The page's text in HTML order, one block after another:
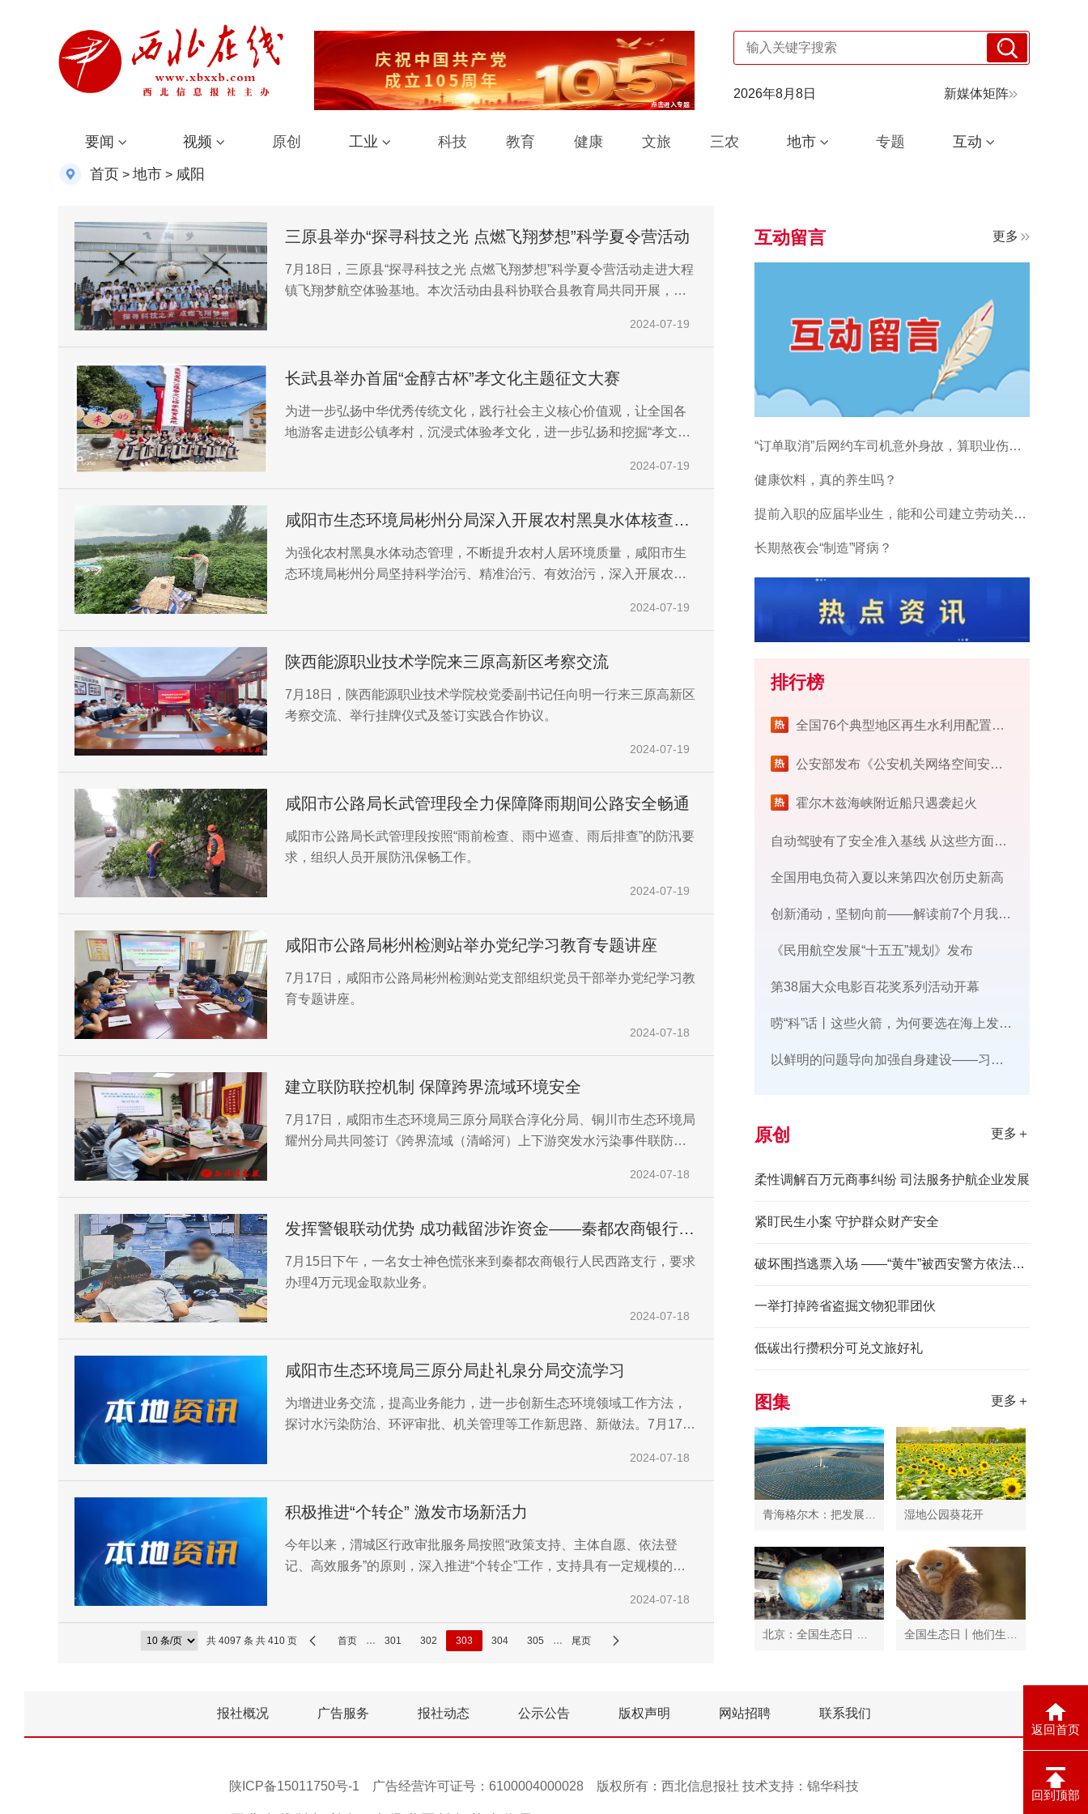
返回首页
回到顶部
2026年8月8日 新媒体矩阵
要闻 视频 原创 工业 科技 教育 健康 文旅 三农 地市 专题 互动
首页 > 地市 > 咸阳
三原县举办“探寻科技之光 点燃飞翔梦想”科学夏令营活动
7月18日，三原县“探寻科技之光 点燃飞翔梦想”科学夏令营活动走进大程
镇飞翔梦航空体验基地。本次活动由县科协联合县教育局共同开展，正
2024-07-19
长武县举办首届“金醇古杯”孝文化主题征文大赛
为进一步弘扬中华优秀传统文化，践行社会主义核心价值观，让全国各
地游客走进彭公镇孝村，沉浸式体验孝文化，进一步弘扬和挖掘“孝文
让“尚德启智、孝行天下”的孝文化品牌更响、质感更强，为建设现代
2024-07-19
咸阳市生态环境局彬州分局深入开展农村黑臭水体核查整
治工作
为强化农村黑臭水体动态管理，不断提升农村人居环境质量，咸阳市生
态环境局彬州分局坚持科学治污、精准治污、有效治污，深入开展农村
2024-07-19
陕西能源职业技术学院来三原高新区考察交流
7月18日，陕西能源职业技术学院校党委副书记任向明一行来三原高新区
考察交流、举行挂牌仪式及签订实践合作协议。
2024-07-19
咸阳市公路局长武管理段全力保障降雨期间公路安全畅通
咸阳市公路局长武管理段按照“雨前检查、雨中巡查、雨后排查”的防汛要
求，组织人员开展防汛保畅工作。
2024-07-19
咸阳市公路局彬州检测站举办党纪学习教育专题讲座
7月17日，咸阳市公路局彬州检测站党支部组织党员干部举办党纪学习教
育专题讲座。
2024-07-18
建立联防联控机制 保障跨界流域环境安全
7月17日，咸阳市生态环境局三原分局联合淳化分局、铜川市生态环境局
耀州分局共同签订《跨界流域（清峪河）上下游突发水污染事件联防联
2024-07-18
发挥警银联动优势 成功截留涉诈资金——秦都农商银行成
功截留柜面支取涉诈资金
7月15日下午，一名女士神色慌张来到秦都农商银行人民西路支行，要求
办理4万元现金取款业务。
2024-07-18
咸阳市生态环境局三原分局赴礼泉分局交流学习
为增进业务交流，提高业务能力，进一步创新生态环境领域工作方法，
探讨水污染防治、环评审批、机关管理等工作新思路、新做法。7月17
2024-07-18
积极推进“个转企” 激发市场新活力
今年以来，渭城区行政审批服务局按照“政策支持、主体自愿、依法登
记、高效服务”的原则，深入推进“个转企”工作，支持具有一定规模的个
2024-07-18
共 4097 条 共 410 页 首页 … 301 302 303 304 305 … 尾页
互动留言 更多
“订单取消”后网约车司机意外身故，算职业伤害吗？
健康饮料，真的养生吗？
提前入职的应届毕业生，能和公司建立劳动关系吗？
长期熬夜会“制造”肾病？
排行榜
​全国76个典型地区再生水利用配置试点工作完成
公安部发布《公安机关网络空间安全监督检查办法》
霍尔木兹海峡附近船只遇袭起火
自动驾驶有了安全准入基线 从这些方面读懂新国标
全国用电负荷入夏以来第四次创历史新高
创新涌动，坚韧向前——解读前7个月我国外贸成绩单
《民用航空发展“十五五”规划》发布
第38届大众电影百花奖系列活动开幕
唠“科”话丨这些火箭，为何要选在海上发射​？
​以鲜明的问题导向加强自身建设——习近平党建思想理论品格系列述评之三
原创 更多＋
柔性调解百万元商事纠纷 司法服务护航企业发展
紧盯民生小案 守护群众财产安全
破坏围挡逃票入场 ——“黄牛”被西安警方依法拘留
一举打掉跨省盗掘文物犯罪团伙
低碳出行攒积分可兑文旅好礼
图集 更多＋
湿地公园葵花开
报社概况 广告服务 报社动态 公示公告 版权声明 网站招聘 联系我们
陕ICP备15011750号-1 广告经营许可证号：6100004000028 版权所有：西北信息报社 技术支持： 锦华科技